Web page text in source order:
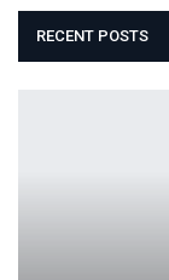
RECENT POSTS